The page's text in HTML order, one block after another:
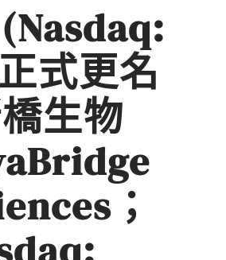
式更名
生物
；